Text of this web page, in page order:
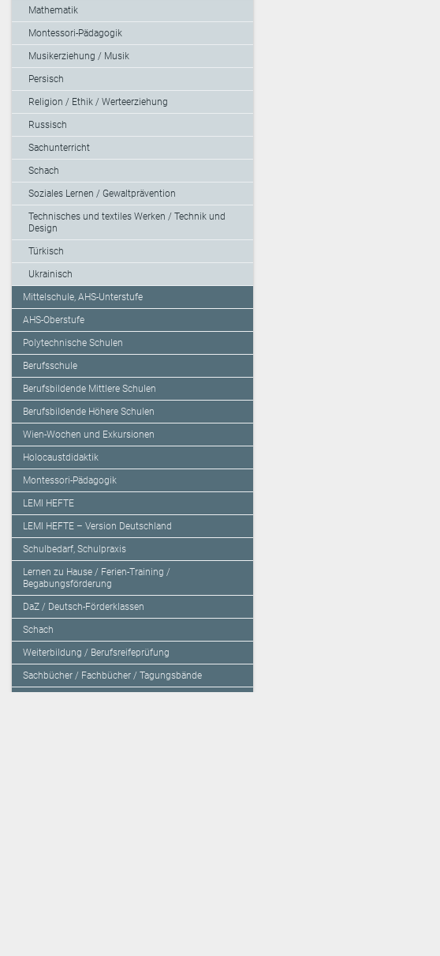
Mathematik
Montessori-Pädagogik
Musikerziehung / Musik
Persisch
Religion / Ethik / Werteerziehung
Russisch
Sachunterricht
Schach
Soziales Lernen / Gewaltprävention
Technisches und textiles Werken / Technik und
Design
Türkisch
Ukrainisch
Mittelschule, AHS-Unterstufe
AHS-Oberstufe
Polytechnische Schulen
Berufsschule
Berufsbildende Mittlere Schulen
Berufsbildende Höhere Schulen
Wien-Wochen und Exkursionen
Holocaustdidaktik
Montessori-Pädagogik
LEMI HEFTE
LEMI HEFTE – Version Deutschland
Schulbedarf, Schulpraxis
Lernen zu Hause / Ferien-Training /
Begabungsförderung
DaZ / Deutsch-Förderklassen
Schach
Weiterbildung / Berufsreifeprüfung
Sachbücher / Fachbücher / Tagungsbände